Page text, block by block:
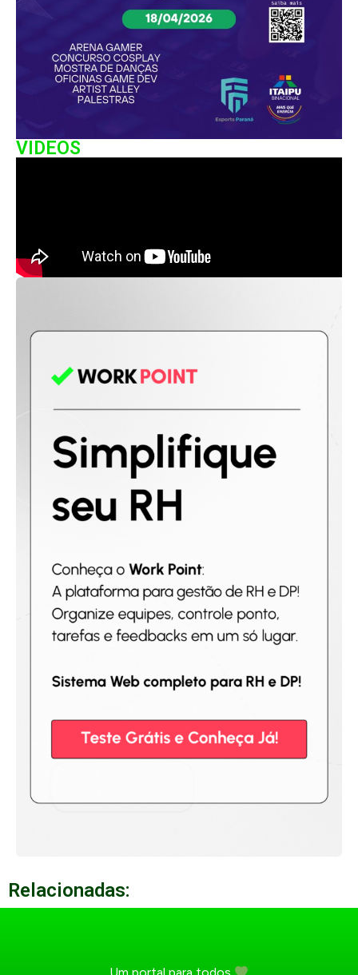
VIDEOS
Relacionadas: